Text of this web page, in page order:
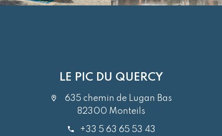
LE PIC DU QUERCY
635 chemin de Lugan Bas
82300 Monteils
+33 5 63 65 53 43